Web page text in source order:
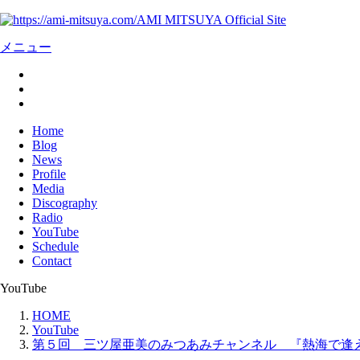
AMI MITSUYA Official Site
メニュー
Home
Blog
News
Profile
Media
Discography
Radio
YouTube
Schedule
Contact
YouTube
HOME
YouTube
第５回 三ツ屋亜美のみつあみチャンネル 『熱海で逢